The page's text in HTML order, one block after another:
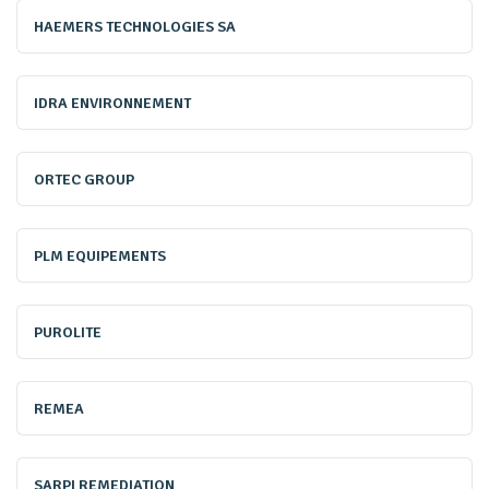
2021. Une troisième édition de l’appel d’offres, lancée
15 février 2022, est dotée de 100 millions d’euros
sites ICPE, est gérée au niveau national et distribuée par
l’Ademe, le reste est territorialisé sous l’égide des préfets
de région.
Autre grande tendance : la montée de thématiques
environnementales comme l’économie circulaire
(récupération des matériaux), la protection de la
opérations. «
de sélection des dossiers. Il faut maîtriser les émissions de
HAEMERS TECHNOLOGIES SA
IDRA ENVIRONNEMENT
ORTEC GROUP
PLM EQUIPEMENTS
PUROLITE
REMEA
SARPI REMEDIATION